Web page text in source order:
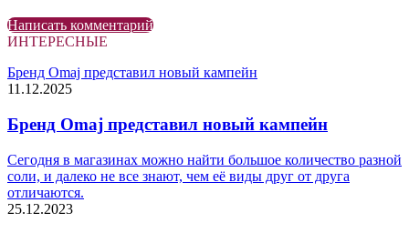
Написать комментарий
ИНТЕРЕСНЫЕ
Бренд Omaj представил новый кампейн
11.12.2025
Бренд Omaj представил новый кампейн
Сегодня в магазинах можно найти большое количество разной
соли, и далеко не все знают, чем её виды друг от друга
отличаются.
25.12.2023